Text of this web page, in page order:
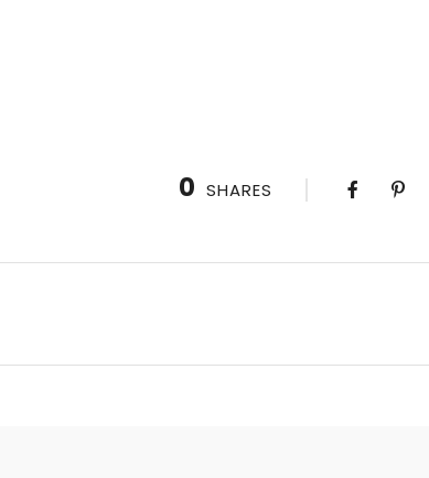
0 SHARES